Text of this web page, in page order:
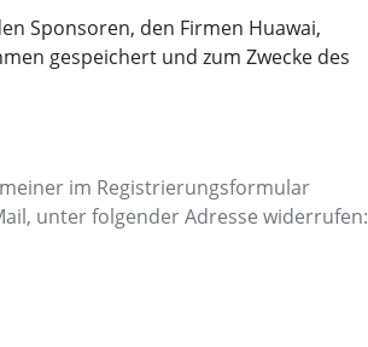
Sponsoren, den Firmen Huawai,
gespeichert und zum Zwecke des
im Registrierungsformular
unter folgender Adresse widerrufen: